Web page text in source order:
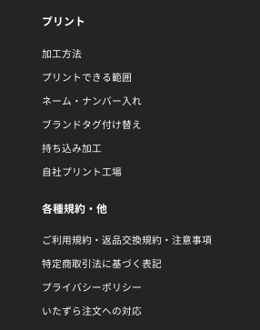
プリント
加工方法
プリントできる範囲
ネーム・ナンバー入れ
ブランドタグ付け替え
持ち込み加工
自社プリント工場
各種規約・他
ご利用規約・返品交換規約・注意事項
特定商取引法に基づく表記
プライバシーポリシー
いたずら注文への対応